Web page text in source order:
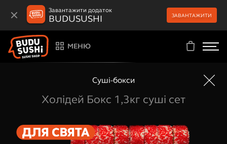
Завантажити додаток
BUDUSUSHI ЗАВАНТАЖИТИ
МЕНЮ
Суші-бокси
Холідей Бокс 1,3кг суші сет